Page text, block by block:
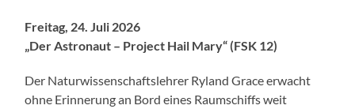
Freitag, 24. Juli 2026
„Der Astronaut – Project Hail Mary“ (FSK 12)
Der Naturwissenschaftslehrer Ryland Grace erwacht
ohne Erinnerung an Bord eines Raumschiffs weit